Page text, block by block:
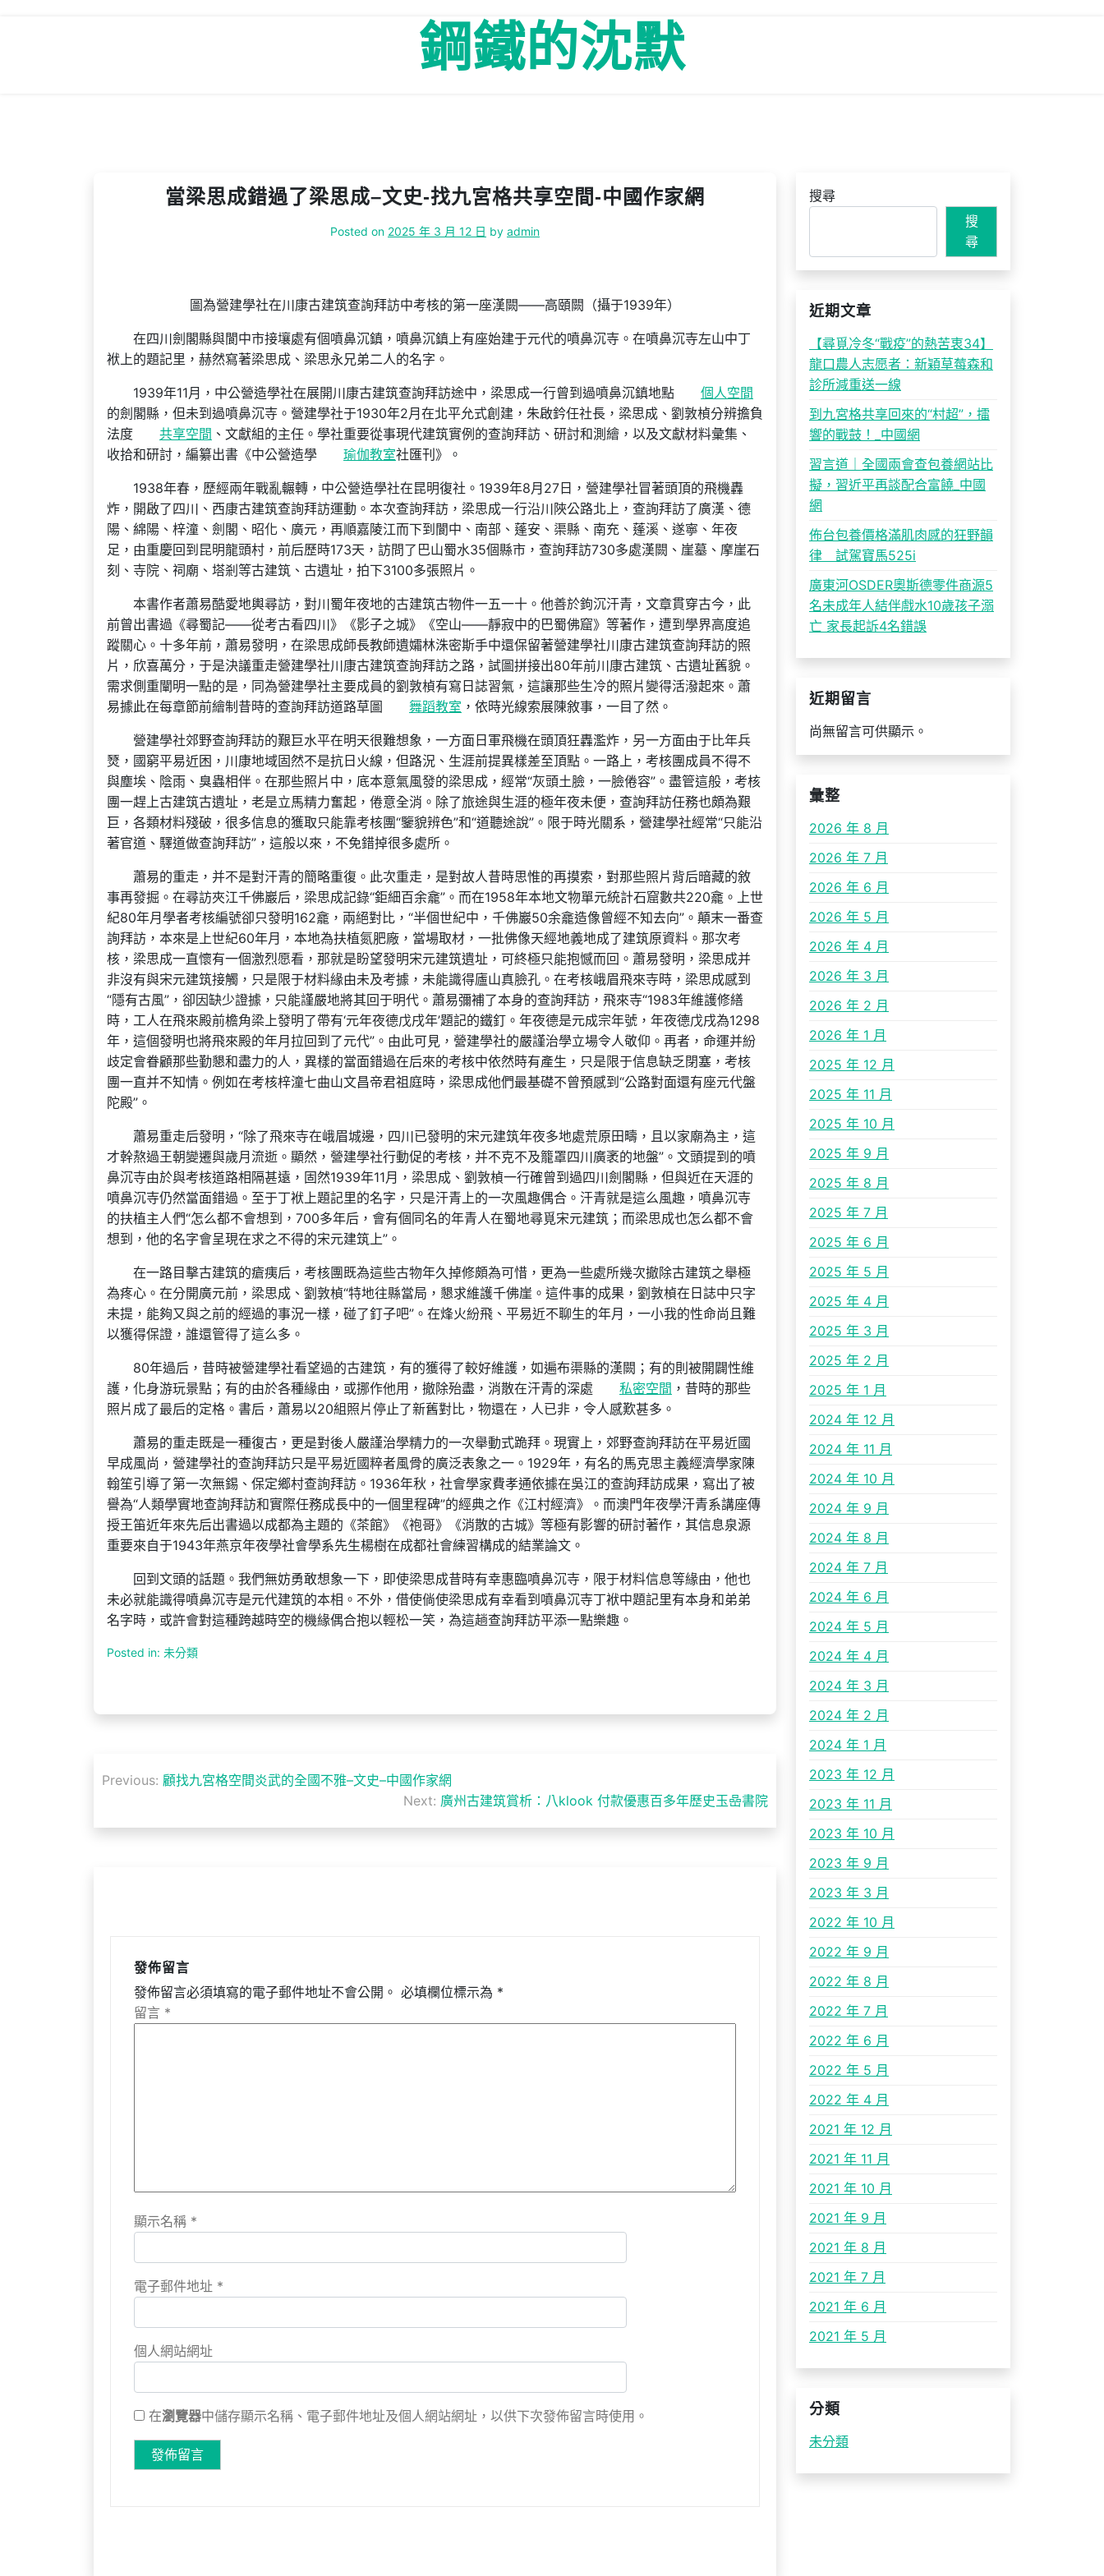
鋼鐵的沈默
當梁思成錯過了梁思成–文史-找九宮格共享空間-中國作家網
Posted on 2025 年 3 月 12 日 by admin
圖為營建學社在川康古建筑查詢拜訪中考核的第一座漢闕——高頤闕（攝于1939年）
在四川劍閣縣與閬中市接壤處有個噴鼻沉鎮，噴鼻沉鎮上有座始建于元代的噴鼻沉寺。在噴鼻沉寺左山中丁
袱上的題記里，赫然寫著梁思成、梁思永兄弟二人的名字。
1939年11月，中公營造學社在展開川康古建筑查詢拜訪途中，梁思成一行曾到過噴鼻沉鎮地點
個人空間
的劍閣縣，但未到過噴鼻沉寺。營建學社于1930年2月在北平允式創建，朱啟鈐任社長，梁思成、劉敦楨分辨擔負
法度
共享空間 、文獻組的主任。學社重要從事現代建筑實例的查詢拜訪、研討和測繪，以及文獻材料彙集、
收拾和研討，編纂出書《中公營造學
瑜伽教室社匯刊》。
1938年春，歷經兩年戰亂輾轉，中公營造學社在昆明復社。1939年8月27日，營建學社冒著頭頂的飛機轟
炸，開啟了四川、西康古建筑查詢拜訪運動。本次查詢拜訪，梁思成一行沿川陜公路北上，查詢拜訪了廣漢、德
陽、綿陽、梓潼、劍閣、昭化、廣元，再順嘉陵江而下到閬中、南部、蓬安、渠縣、南充、蓬溪、遂寧、年夜
足，由重慶回到昆明龍頭村，前后歷時173天，訪問了巴山蜀水35個縣市，查詢拜訪730多處漢闕、崖墓、摩崖石
刻、寺院、祠廟、塔剎等古建筑、古遺址，拍下3100多張照片。
本書作者蕭易酷愛地輿尋訪，對川蜀年夜地的古建筑古物件一五一十。他善於鉤沉汗青，文章貫穿古今，此
前曾出書過《尋蜀記——從考古看四川》《影子之城》《空山——靜寂中的巴蜀佛窟》等著作，遭到學界高度追
蹤關心。十多年前，蕭易發明，在梁思成師長教師遺孀林洙密斯手中還保留著營建學社川康古建筑查詢拜訪的照
片，欣喜萬分，于是決議重走營建學社川康古建筑查詢拜訪之路，試圖拼接出80年前川康古建筑、古遺址舊貌。
需求側重闡明一點的是，同為營建學社主要成員的劉敦楨有寫日誌習氣，這讓那些生冷的照片變得活潑起來。蕭
易據此在每章節前繪制昔時的查詢拜訪道路草圖
舞蹈教室 ，依時光線索展陳敘事，一目了然。
營建學社郊野查詢拜訪的艱巨水平在明天很難想象，一方面日軍飛機在頭頂狂轟濫炸，另一方面由于比年兵
燹，國窮平易近困，川康地域固然不是抗日火線，但路況、生涯前提異樣差至頂點。一路上，考核團成員不得不
與塵埃、陰雨、臭蟲相伴。在那些照片中，底本意氣風發的梁思成，經常“灰頭土臉，一臉倦容”。盡管這般，考核
團一趕上古建筑古遺址，老是立馬精力奮起，倦意全消。除了旅途與生涯的極年夜未便，查詢拜訪任務也頗為艱
巨，各類材料殘破，很多信息的獲取只能靠考核團“鑒貌辨色”和“道聽途說”。限于時光關系，營建學社經常“只能沿
著官道、驛道做查詢拜訪”，這般以來，不免錯掉很多處所。
蕭易的重走，并不是對汗青的簡略重復。此次重走，是對故人昔時思惟的再摸索，對那些照片背后暗藏的敘
事再發掘。在尋訪夾江千佛巖后，梁思成記錄“鉅細百余龕”。而在1958年本地文物單元統計石窟數共220龕。上世
紀80年月學者考核編號卻只發明162龕，兩絕對比，“半個世紀中，千佛巖50余龕造像曾經不知去向”。顛末一番查
詢拜訪，本來是上世紀60年月，本地為扶植氮肥廠，當場取材，一批佛像天經地義地成了建筑原資料。那次考
核，梁思成一直懷有一個激烈愿看，那就是盼望發明宋元建筑遺址，可終極只能抱憾而回。蕭易發明，梁思成并
非沒有與宋元建筑接觸，只是限于材料緣由未及考據，未能識得廬山真臉孔。在考核峨眉飛來寺時，梁思成感到
“隱有古風”，卻因缺少證據，只能謹嚴地將其回于明代。蕭易彌補了本身的查詢拜訪，飛來寺“1983年維護修繕
時，工人在飛來殿前檐角梁上發明了帶有‘元年夜德戊戌年’題記的鐵釘。年夜德是元成宗年號，年夜德戊戌為1298
年，這個發明也將飛來殿的年月拉回到了元代”。由此可見，營建學社的嚴謹治學立場令人敬仰。再者，命運并紛
歧定會眷顧那些勤懇和盡力的人，異樣的當面錯過在后來的考核中依然時有產生，只是限于信息缺乏閉塞，考核
團一直并不知情。例如在考核梓潼七曲山文昌帝君祖庭時，梁思成他們最基礎不曾預感到“公路對面還有座元代盤
陀殿”。
蕭易重走后發明，“除了飛來寺在峨眉城邊，四川已發明的宋元建筑年夜多地處荒原田疇，且以家廟為主，這
才幹熬過王朝變遷與歲月流逝。顯然，營建學社行動促的考核，并不克不及籠罩四川廣袤的地盤”。文頭提到的噴
鼻沉寺由於與考核道路相隔甚遠，固然1939年11月，梁思成、劉敦楨一行確曾到過四川劍閣縣，但與近在天涯的
噴鼻沉寺仍然當面錯過。至于丁袱上題記里的名字，只是汗青上的一次風趣偶合。汗青就是這么風趣，噴鼻沉寺
的扶植主人們“怎么都不會想到，700多年后，會有個同名的年青人在蜀地尋覓宋元建筑；而梁思成也怎么都不會
想到，他的名字會呈現在求之不得的宋元建筑上”。
在一路目擊古建筑的瘡痍后，考核團既為這些古物年久掉修頗為可惜，更為一些處所幾次撤除古建筑之舉極
為疼心。在分開廣元前，梁思成、劉敦楨“特地往縣當局，懇求維護千佛崖。這件事的成果，劉敦楨在日誌中只字
未提，能夠又與之前的經過的事況一樣，碰了釘子吧”。在烽火紛飛、平易近不聊生的年月，一小我的性命尚且難
以獲得保證，誰還管得了這么多。
80年過后，昔時被營建學社看望過的古建筑，有的獲得了較好維護，如遍布渠縣的漢闕；有的則被開闢性維
護，化身游玩景點；有的由於各種緣由，或挪作他用，撤除殆盡，消散在汗青的深處
私密空間 ，昔時的那些
照片成了最后的定格。書后，蕭易以20組照片停止了新舊對比，物還在，人已非，令人感歎甚多。
蕭易的重走既是一種復古，更是對後人嚴謹治學精力的一次舉動式跪拜。現實上，郊野查詢拜訪在平易近國
早成風尚，營建學社的查詢拜訪只是平易近國粹者風骨的廣泛表象之一。1929年，有名的馬克思主義經濟學家陳
翰笙引導了第一次無錫、保定鄉村查詢拜訪。1936年秋，社會學家費孝通依據在吳江的查詢拜訪成果，寫出了被
譽為“人類學實地查詢拜訪和實際任務成長中的一個里程碑”的經典之作《江村經濟》。而澳門年夜學汗青系講座傳
授王笛近年來先后出書過以成都為主題的《茶館》《袍哥》《消散的古城》等極有影響的研討著作，其信息泉源
重要來自于1943年燕京年夜學社會學系先生楊樹在成都社會練習構成的結業論文。
回到文頭的話題。我們無妨勇敢想象一下，即使梁思成昔時有幸惠臨噴鼻沉寺，限于材料信息等緣由，他也
未必就能識得噴鼻沉寺是元代建筑的本相。不外，借使倘使梁思成有幸看到噴鼻沉寺丁袱中題記里有本身和弟弟
名字時，或許會對這種跨越時空的機緣偶合抱以輕松一笑，為這趟查詢拜訪平添一點樂趣。
Posted in: 未分類
文
導
Previous: 顧找九宮格空間炎武的全國不雅–文史–中國作家網
Next: 廣州古建筑賞析：八klook 付款優惠百多年歷史玉喦書院
發佈留言
發佈留言必須填寫的電子郵件地址不會公開。 必填欄位標示為 *
留言 *
顯示名稱 *
電子郵件地址 *
個人網站網址
在瀏覽器中儲存顯示名稱、電子郵件地址及個人網站網址，以供下次發佈留言時使用。
搜尋
搜
尋
近期文章
【尋覓冷冬“戰疫”的熱苦衷34】
龍口農人志愿者：新穎草莓森和
診所減重送一線
到九宮格共享回來的“村超”，擂
響的戰鼓！_中國網
習言道｜全國兩會查包養網站比
擬，習近平再談配合富饒_中國
網
佈台包養價格滿肌肉感的狂野韻
律 試駕寶馬525i
廣東河OSDER奧斯德零件商源5
名未成年人結伴戲水10歲孩子溺
亡 家長起訴4名錯誤
近期留言
尚無留言可供顯示。
彙整
2026 年 8 月
2026 年 7 月
2026 年 6 月
2026 年 5 月
2026 年 4 月
2026 年 3 月
2026 年 2 月
2026 年 1 月
2025 年 12 月
2025 年 11 月
2025 年 10 月
2025 年 9 月
2025 年 8 月
2025 年 7 月
2025 年 6 月
2025 年 5 月
2025 年 4 月
2025 年 3 月
2025 年 2 月
2025 年 1 月
2024 年 12 月
2024 年 11 月
2024 年 10 月
2024 年 9 月
2024 年 8 月
2024 年 7 月
2024 年 6 月
2024 年 5 月
2024 年 4 月
2024 年 3 月
2024 年 2 月
2024 年 1 月
2023 年 12 月
2023 年 11 月
2023 年 10 月
2023 年 9 月
2023 年 3 月
2022 年 10 月
2022 年 9 月
2022 年 8 月
2022 年 7 月
2022 年 6 月
2022 年 5 月
2022 年 4 月
2021 年 12 月
2021 年 11 月
2021 年 10 月
2021 年 9 月
2021 年 8 月
2021 年 7 月
2021 年 6 月
2021 年 5 月
分類
未分類